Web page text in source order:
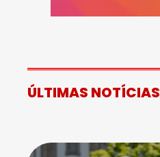
ÚLTIMAS NOTÍCIAS